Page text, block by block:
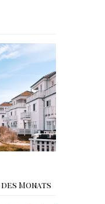
Monats